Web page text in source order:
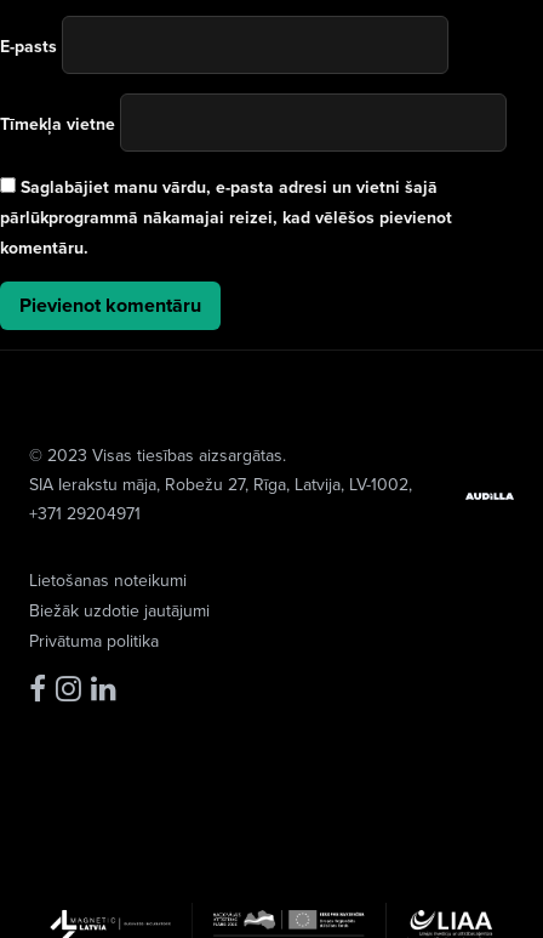
E-pasts
Tīmekļa vietne
Saglabājiet manu vārdu, e-pasta adresi un vietni šajā
pārlūkprogrammā nākamajai reizei, kad vēlēšos pievienot
komentāru.
Lietošanas noteikumi
Biežāk uzdotie jautājumi
Privātuma politika
© 2023 Visas tiesības aizsargātas.
SIA Ierakstu māja, Robežu 27, Rīga, Latvija, LV-1002,
+371 29204971